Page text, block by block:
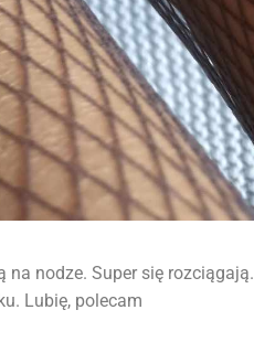
na nodze. Super się rozciągają.
Lubię, polecam